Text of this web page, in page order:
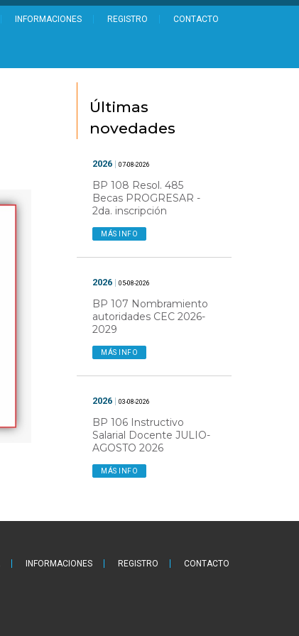
INFORMACIONES REGISTRO CONTACTO
Últimas
novedades
2026 | 07-08-2026
BP 108 Resol. 485
Becas PROGRESAR -
2da. inscripción
MÁS INFO
2026 | 05-08-2026
BP 107 Nombramiento
autoridades CEC 2026-
2029
MÁS INFO
2026 | 03-08-2026
BP 106 Instructivo
Salarial Docente JULIO-
AGOSTO 2026
MÁS INFO
INFORMACIONES REGISTRO CONTACTO